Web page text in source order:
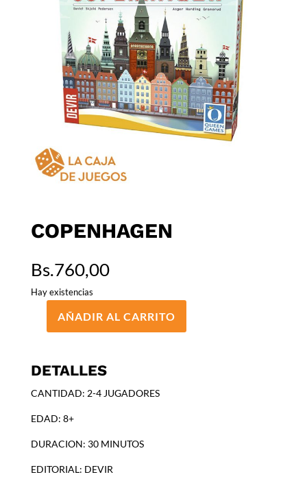
COPENHAGEN
Bs.760,00
Hay existencias
COPENHAGEN
AÑADIR AL CARRITO
DETALLES
CANTIDAD: 2-4 JUGADORES
EDAD: 8+
DURACION: 30 MINUTOS
EDITORIAL: DEVIR